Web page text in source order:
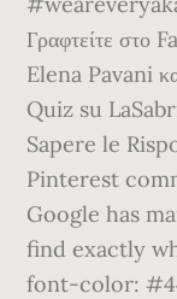
Γραφτείτε στο
Elena Pavani
Quiz su
Sapere le
Pinterest
Google has
find exactly
font-color: